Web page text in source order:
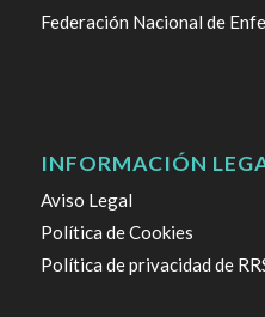
Federación Nacional de
INFORMACIÓN
Aviso Legal
Política de Cookies
Política de privacidad de